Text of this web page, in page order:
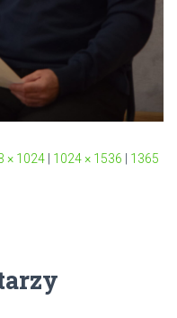
× 1024 1024 × 1536
1365